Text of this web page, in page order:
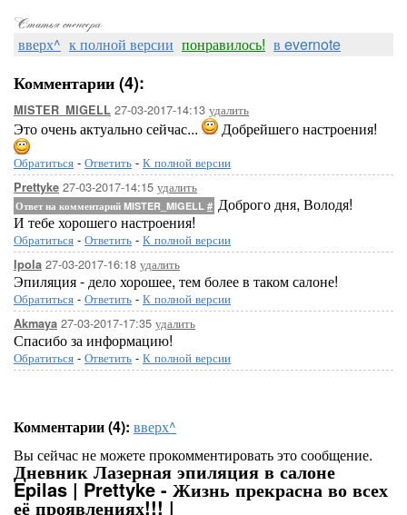
вверх^ к полной версии понравилось! в evernote
Комментарии (4):
MISTER_MIGELL 27-03-2017-14:13 удалить
Это очень актуально сейчас... Добрейшего настроения!
Обратиться - Ответить - К полной версии
Prettyke 27-03-2017-14:15 удалить
Ответ на комментарий MISTER_MIGELL # Доброго дня, Володя!
И тебе хорошего настроения!
Обратиться - Ответить - К полной версии
Ipola 27-03-2017-16:18 удалить
Эпиляция - дело хорошее, тем более в таком салоне!
Обратиться - Ответить - К полной версии
Akmaya 27-03-2017-17:35 удалить
Спасибо за информацию!
Обратиться - Ответить - К полной версии
Комментарии (4): вверх^
Вы сейчас не можете прокомментировать это сообщение.
Дневник Лазерная эпиляция в салоне
Epilas | Prettyke - Жизнь прекрасна во всех
её проявлениях!!! |